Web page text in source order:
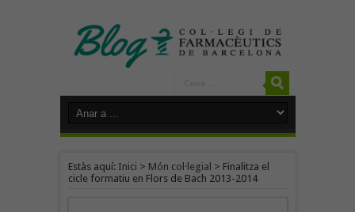
Estàs aquí: Inici > Món col·legial > Finalitza el
cicle formatiu en Flors de Bach 2013-2014